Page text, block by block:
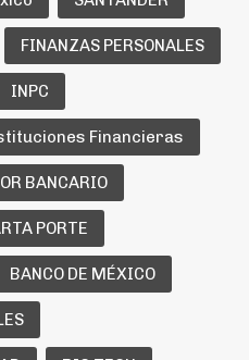
FINANZAS PERSONALES
INPC
Financieras
BANCARIO
PORTE
BANCO DE MÉXICO